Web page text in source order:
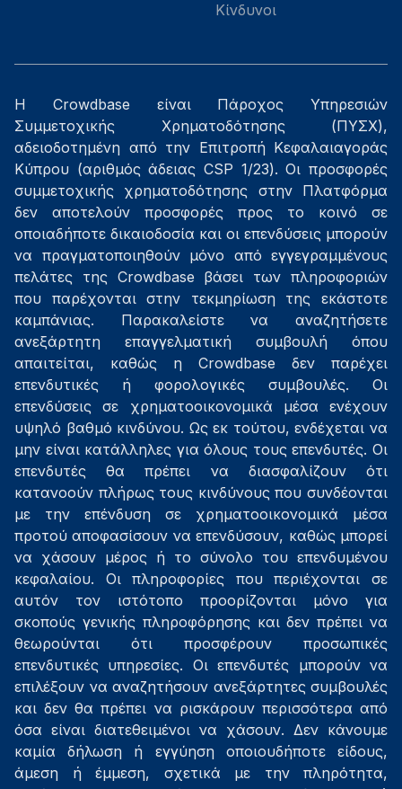
Κίνδυνοι
Η Crowdbase είναι Πάροχος Υπηρεσιών
Συμμετοχικής Χρηματοδότησης (ΠΥΣΧ),
αδειοδοτημένη από την Επιτροπή Κεφαλαιαγοράς
Κύπρου (αριθμός άδειας CSP 1/23). Οι προσφορές
συμμετοχικής χρηματοδότησης στην Πλατφόρμα
δεν αποτελούν προσφορές προς το κοινό σε
οποιαδήποτε δικαιοδοσία και οι επενδύσεις μπορούν
να πραγματοποιηθούν μόνο από εγγεγραμμένους
πελάτες της Crowdbase βάσει των πληροφοριών
που παρέχονται στην τεκμηρίωση της εκάστοτε
καμπάνιας. Παρακαλείστε να αναζητήσετε
ανεξάρτητη επαγγελματική συμβουλή όπου
απαιτείται, καθώς η Crowdbase δεν παρέχει
επενδυτικές ή φορολογικές συμβουλές. Οι
επενδύσεις σε χρηματοοικονομικά μέσα ενέχουν
υψηλό βαθμό κινδύνου. Ως εκ τούτου, ενδέχεται να
μην είναι κατάλληλες για όλους τους επενδυτές. Οι
επενδυτές θα πρέπει να διασφαλίζουν ότι
κατανοούν πλήρως τους κινδύνους που συνδέονται
με την επένδυση σε χρηματοοικονομικά μέσα
προτού αποφασίσουν να επενδύσουν, καθώς μπορεί
να χάσουν μέρος ή το σύνολο του επενδυμένου
κεφαλαίου. Οι πληροφορίες που περιέχονται σε
αυτόν τον ιστότοπο προορίζονται μόνο για
σκοπούς γενικής πληροφόρησης και δεν πρέπει να
θεωρούνται ότι προσφέρουν προσωπικές
επενδυτικές υπηρεσίες. Οι επενδυτές μπορούν να
επιλέξουν να αναζητήσουν ανεξάρτητες συμβουλές
και δεν θα πρέπει να ρισκάρουν περισσότερα από
όσα είναι διατεθειμένοι να χάσουν. Δεν κάνουμε
καμία δήλωση ή εγγύηση οποιουδήποτε είδους,
άμεση ή έμμεση, σχετικά με την πληρότητα,